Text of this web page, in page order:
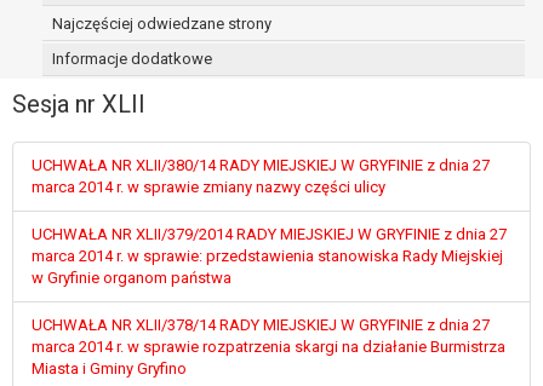
Najczęściej odwiedzane strony
Informacje dodatkowe
Sesja nr XLII
UCHWAŁA NR XLII/380/14 RADY MIEJSKIEJ W GRYFINIE z dnia 27
marca 2014 r. w sprawie zmiany nazwy części ulicy
UCHWAŁA NR XLII/379/2014 RADY MIEJSKIEJ W GRYFINIE z dnia 27
marca 2014 r. w sprawie: przedstawienia stanowiska Rady Miejskiej
w Gryfinie organom państwa
UCHWAŁA NR XLII/378/14 RADY MIEJSKIEJ W GRYFINIE z dnia 27
marca 2014 r. w sprawie rozpatrzenia skargi na działanie Burmistrza
Miasta i Gminy Gryfino
przetwarzanie danych odbywa się na
której dane dotyczą lub na podstawie
zautomatyzowany;
prawo sprzeciwu wobec przetwarzania
danych na podstawie art. 21 RODO, wobec
przetwarzania danych osobowych, którego
podstawą prawną jest:
wykonania zadania realizowanego w
interesie publicznym lub w ramach